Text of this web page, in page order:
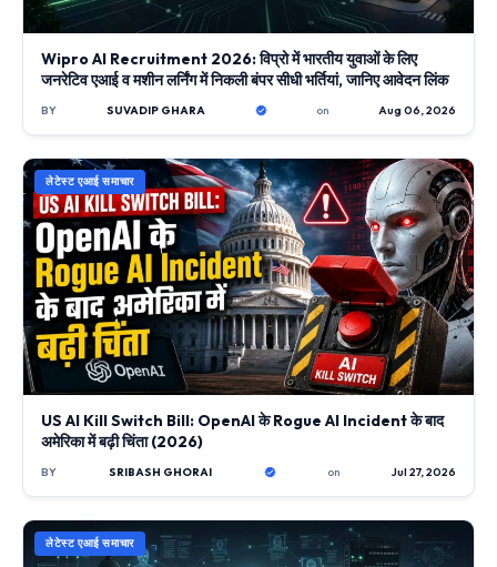
Wipro AI Recruitment 2026: विप्रो में भारतीय युवाओं के लिए
जनरेटिव एआई व मशीन लर्निंग में निकली बंपर सीधी भर्तियां, जानिए आवेदन लिंक
BY SUVADIP GHARA on Aug 06, 2026
लेटेस्ट एआई समाचार
US AI Kill Switch Bill: OpenAI के Rogue AI Incident के बाद
अमेरिका में बढ़ी चिंता (2026)
BY SRIBASH GHORAI on Jul 27, 2026
लेटेस्ट एआई समाचार